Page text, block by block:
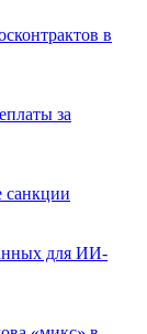
в
за
санкции
для ИИ-